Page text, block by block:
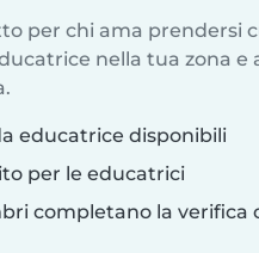
per chi ama prendersi
nella tua zona e
educatrice disponibili
per le educatrici
completano la